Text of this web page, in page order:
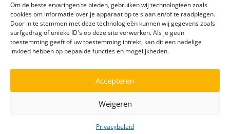
Om de beste ervaringen te bieden, gebruiken wij technologieën zoals
cookies om informatie over je apparaat op te slaan en/of te raadplegen.
Door in te stemmen met deze technologieën kunnen wij gegevens zoals
surfgedrag of unieke ID's op deze site verwerken. Als je geen
toestemming geeft of uw toestemming intrekt, kan dit een nadelige
invloed hebben op bepaalde functies en mogelijkheden.
Accepteren
Weigeren
Privacybeleid
▶